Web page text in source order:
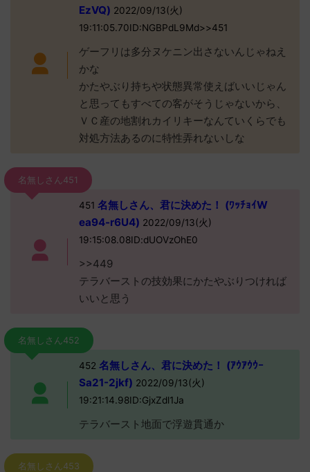
EzVQ) 2022/09/13(火)
19:11:05.70ID:NGBPdL9Md>>451
ゲーフリは多分ヌケニン出さないんじゃねえ
かな
かたやぶり持ちや状態異常使えばいいじゃん
と思ってもすべての客がそうじゃないから、
ＶＣ産の地割れカイリキーなんていくらでも
対処方法あるのに特性弄れないしな
名無しさん451
451 名無しさん、君に決めた！ (ﾜｯﾁｮｲW
ea94-r6U4) 2022/09/13(火)
19:15:08.08ID:dUOVzOhE0
>>449
テラバーストの技効果にかたやぶりつければ
いいと思う
名無しさん452
452 名無しさん、君に決めた！ (ｱｳｱｳｳｰ
Sa21-2jkf) 2022/09/13(火)
19:21:14.98ID:GjxZdl1Ja
テラバースト地面で浮遊貫通か
名無しさん453